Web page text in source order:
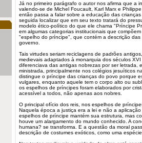
Já no primeiro parágrafo o autor nos afirma que a
valendo-se de Michel Foucault, Karl Marx e
então passa a falar sobre a educação das
seguida localizar que em seu texto tratará do
modelo ético-político do que ele chama "Príncipe
em algumas categorias institucionais que
"espelho do príncipe", que contém a descrição das
governo.
Tais virtudes seriam reciclagens de padrões
medievais adaptados à monarquia dos séculos
diferenciava das antigas nobrezas por ser letrada,
ministrada, principalmente nos colégios jesuíticos
distingue o príncipe das crianças do povo porque
vulgares, enquanto aquele tem o corpo alto ou
os espelhos de príncipes foram elaborados por
acessível a todos, não apenas aos nobres.
O principal ofício dos reis, nos espelhos de
Naquela época a justiça era a lei e não a
espelhos de príncipe mantém sua estrutura, mas
houve um alargamento do mundo conhecido. A
humana? se transforma. E a questão da moral
descrição de costumes exóticos, como uma